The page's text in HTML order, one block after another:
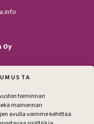
toiminnan
mainonnan
avulla voimme kehittää
Oy